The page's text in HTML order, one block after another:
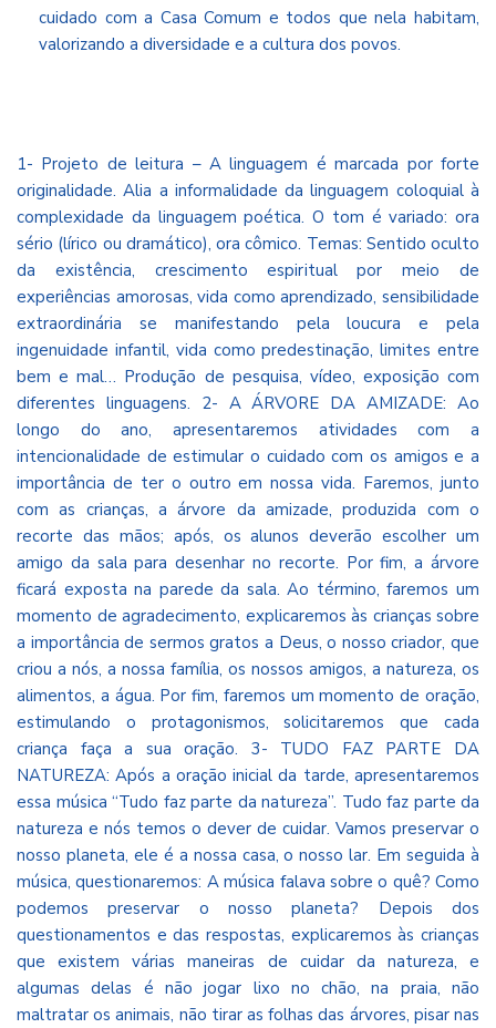
cuidado com a Casa Comum e todos que nela habitam,
valorizando a diversidade e a cultura dos povos.
1- Projeto de leitura – A linguagem é marcada por forte
originalidade. Alia a informalidade da linguagem coloquial à
complexidade da linguagem poética. O tom é variado: ora
sério (lírico ou dramático), ora cômico. Temas: Sentido oculto
da existência, crescimento espiritual por meio de
experiências amorosas, vida como aprendizado, sensibilidade
extraordinária se manifestando pela loucura e pela
ingenuidade infantil, vida como predestinação, limites entre
bem e mal… Produção de pesquisa, vídeo, exposição com
diferentes linguagens. 2- A ÁRVORE DA AMIZADE: Ao
longo do ano, apresentaremos atividades com a
intencionalidade de estimular o cuidado com os amigos e a
importância de ter o outro em nossa vida. Faremos, junto
com as crianças, a árvore da amizade, produzida com o
recorte das mãos; após, os alunos deverão escolher um
amigo da sala para desenhar no recorte. Por fim, a árvore
ficará exposta na parede da sala. Ao término, faremos um
momento de agradecimento, explicaremos às crianças sobre
a importância de sermos gratos a Deus, o nosso criador, que
criou a nós, a nossa família, os nossos amigos, a natureza, os
alimentos, a água. Por fim, faremos um momento de oração,
estimulando o protagonismos, solicitaremos que cada
criança faça a sua oração. 3- TUDO FAZ PARTE DA
NATUREZA: Após a oração inicial da tarde, apresentaremos
essa música “Tudo faz parte da natureza”. Tudo faz parte da
natureza e nós temos o dever de cuidar. Vamos preservar o
nosso planeta, ele é a nossa casa, o nosso lar. Em seguida à
música, questionaremos: A música falava sobre o quê? Como
podemos preservar o nosso planeta? Depois dos
questionamentos e das respostas, explicaremos às crianças
que existem várias maneiras de cuidar da natureza, e
algumas delas é não jogar lixo no chão, na praia, não
maltratar os animais, não tirar as folhas das árvores, pisar nas